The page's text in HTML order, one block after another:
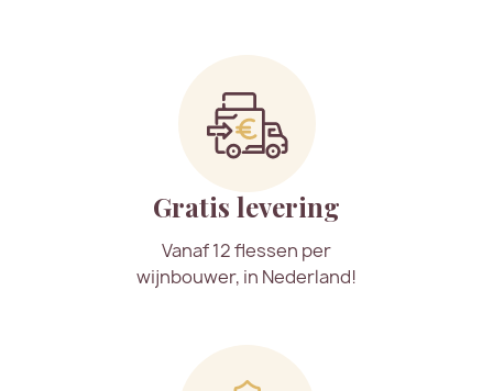
Gratis levering
Vanaf 12 flessen per
wijnbouwer, in Nederland!